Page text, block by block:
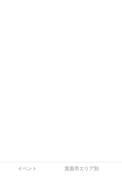
イベント 箕面市エリア別